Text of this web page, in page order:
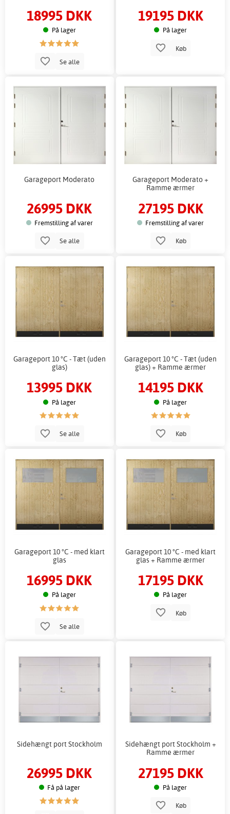
18995 DKK
På lager
Se alle
19195 DKK
På lager
Køb
Garageport Moderato
26995 DKK
Fremstilling af varer
Se alle
Garageport Moderato +
Ramme ærmer
27195 DKK
Fremstilling af varer
Køb
Garageport 10 °C - Tæt (uden
glas)
13995 DKK
På lager
Se alle
Garageport 10 °C - Tæt (uden
glas) + Ramme ærmer
14195 DKK
På lager
Køb
Garageport 10 °C - med klart
glas
16995 DKK
På lager
Se alle
Garageport 10 °C - med klart
glas + Ramme ærmer
17195 DKK
På lager
Køb
Sidehængt port Stockholm
26995 DKK
Få på lager
Sidehængt port Stockholm +
Ramme ærmer
27195 DKK
På lager
Køb